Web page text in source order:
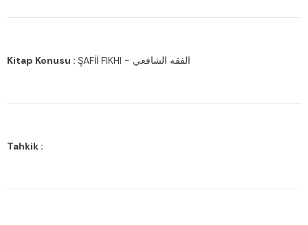
Kitap Konusu : ŞAFİİ FIKHI - الفقه الشافعي
Tahkik :